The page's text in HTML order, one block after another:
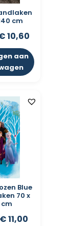
cm
10,60
aan
Blue
70 x
cm
€11,00